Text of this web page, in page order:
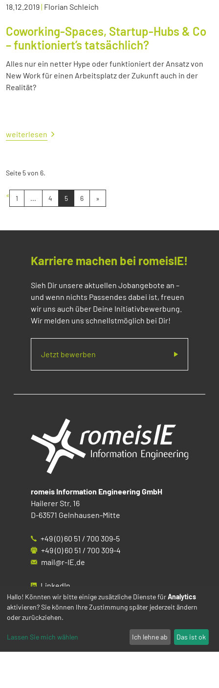
18.12.2019| Florian Schleich
Coworking-Spaces, Startup-Hubs & Co
– funktioniert’s tatsächlich?
Alles nur ein netter Hype oder funktioniert der Ansatz von
New Work für einen Arbeitsplatz der Zukunft auch in der
Realität?
weiterlesen
Seite 5 von 6.
« 1 ... 4 5 6 »
Karriere machen bei romeisIE!
Sieh Dir unsere aktuellen Jobangebote an –
und wenn nichts Passendes dabei ist, freuen
wir uns auch über Deine Initiativbewerbung.
Wir melden uns schnellstmöglich bei Dir!
Jetzt bewerben
romeis Information Engineering GmbH
Hailerer Str. 16
D-63571 Gelnhausen-Mitte
+49 (0) 60 51 / 700 309-5
+49 (0) 60 51 / 700 309-4
mail@r-IE.de
LinkedIn
Instagram
Facebook
YouTube
Hallo! Könnten wir bitte einige zusätzliche Dienste fürAnalytics
aktivieren? Sie können Ihre Zustimmung später jederzeit ändern
oder zurückziehen.
Lassen Sie mich wählen Ich lehne ab Das ist ok